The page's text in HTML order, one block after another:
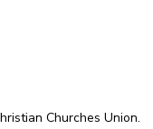
Churches Union.